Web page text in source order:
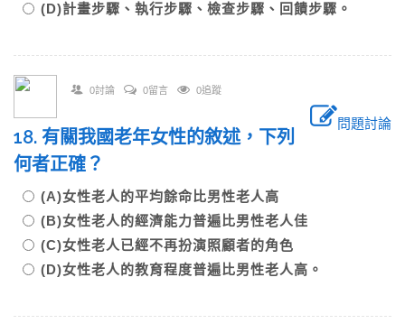
(D)計畫步驟、執行步驟、檢查步驟、回饋步驟。
0討論 0留言 0追蹤
問題討論
18. 有關我國老年女性的敘述，下列
何者正確？
(A)女性老人的平均餘命比男性老人高
(B)女性老人的經濟能力普遍比男性老人佳
(C)女性老人已經不再扮演照顧者的角色
(D)女性老人的教育程度普遍比男性老人高。